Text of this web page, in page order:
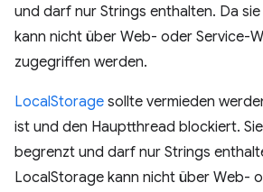
und darf nur Strings enthalten. Da
kann nicht über Web- oder Service-
zugegriffen werden.
LocalStorage sollte vermieden
ist und den Hauptthread blockiert.
begrenzt und darf nur Strings
LocalStorage kann nicht über Web-